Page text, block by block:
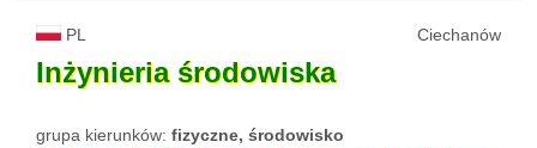
PL Ciechanów
Inżynieria środowiska
grupa kierunków: fizyczne, środowisko